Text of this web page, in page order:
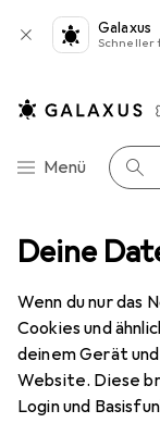
Deine
Wenn du nur das
Cookies und
deinem Gerät
Website. Diese
Login und
Galaxus
Schneller
Navigation nach
Menü Suche
Batterien + Akkus
MENGENRABATT